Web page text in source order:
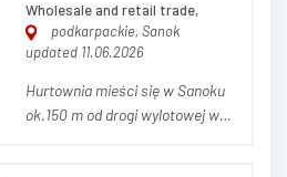
Wholesale and retail trade,
podkarpackie, Sanok
updated 11.06.2026
Hurtownia mieści się w Sanoku
ok.150 m od drogi wylotowej w